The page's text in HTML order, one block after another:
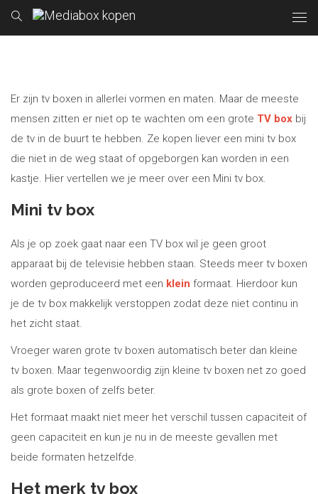
Er zijn tv boxen in allerlei vormen en maten. Maar de meeste
mensen zitten er niet op te wachten om een grote TV box bij
de tv in de buurt te hebben. Ze kopen liever een mini tv box
die niet in de weg staat of opgeborgen kan worden in een
kastje. Hier vertellen we je meer over een Mini tv box.
Mini tv box
Als je op zoek gaat naar een TV box wil je geen groot
apparaat bij de televisie hebben staan. Steeds meer tv boxen
worden geproduceerd met een klein formaat. Hierdoor kun
je de tv box makkelijk verstoppen zodat deze niet continu in
het zicht staat.
Vroeger waren grote tv boxen automatisch beter dan kleine
tv boxen. Maar tegenwoordig zijn kleine tv boxen net zo goed
als grote boxen of zelfs beter.
Het formaat maakt niet meer het verschil tussen capaciteit of
geen capaciteit en kun je nu in de meeste gevallen met
beide formaten hetzelfde.
Het merk tv box